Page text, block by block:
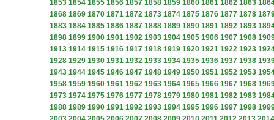
1853 1854 1855 1856 1857 1858 1859 1860 1861 1862 1863
1868 1869 1870 1871 1872 1873 1874 1875 1876 1877 1878
1883 1884 1885 1886 1887 1888 1889 1890 1891 1892 1893
1898 1899 1900 1901 1902 1903 1904 1905 1906 1907 1908
1913 1914 1915 1916 1917 1918 1919 1920 1921 1922 1923
1928 1929 1930 1931 1932 1933 1934 1935 1936 1937 1938
1943 1944 1945 1946 1947 1948 1949 1950 1951 1952 1953
1958 1959 1960 1961 1962 1963 1964 1965 1966 1967 1968
1973 1974 1975 1976 1977 1978 1979 1980 1981 1982 1983
1988 1989 1990 1991 1992 1993 1994 1995 1996 1997 1998